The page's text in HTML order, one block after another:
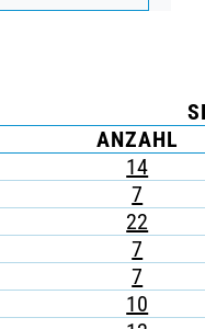
ANZAHL
14
7
22
7
7
10